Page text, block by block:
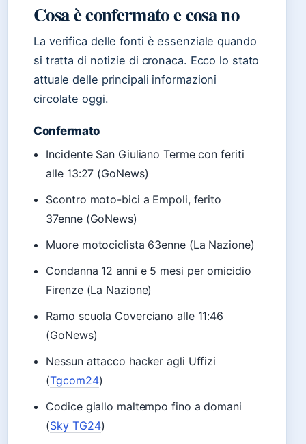
Cosa è confermato e cosa no
La verifica delle fonti è essenziale quando
si tratta di notizie di cronaca. Ecco lo stato
attuale delle principali informazioni
circolate oggi.
Confermato
Incidente San Giuliano Terme con feriti
alle 13:27 (GoNews)
Scontro moto-bici a Empoli, ferito
37enne (GoNews)
Muore motociclista 63enne (La Nazione)
Condanna 12 anni e 5 mesi per omicidio
Firenze (La Nazione)
Ramo scuola Coverciano alle 11:46
(GoNews)
Nessun attacco hacker agli Uffizi
(Tgcom24)
Codice giallo maltempo fino a domani
(Sky TG24)